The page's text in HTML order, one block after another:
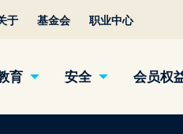
于 基金会 职业中心
育 安全 会员权